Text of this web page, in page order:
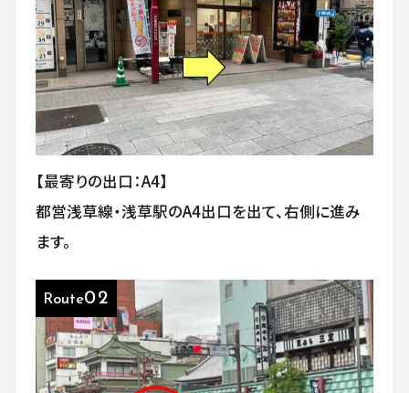
【最寄りの出口：A4】
都営浅草線・浅草駅のA4出口を出て、右側に進み
ます。
Route02